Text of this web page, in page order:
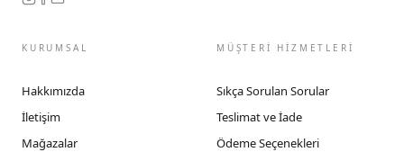
KURUMSAL
Hakkımızda
İletişim
Mağazalar
MÜŞTERİ HİZMETLERİ
Sıkça Sorulan Sorular
Teslimat ve İade
Ödeme Seçenekleri